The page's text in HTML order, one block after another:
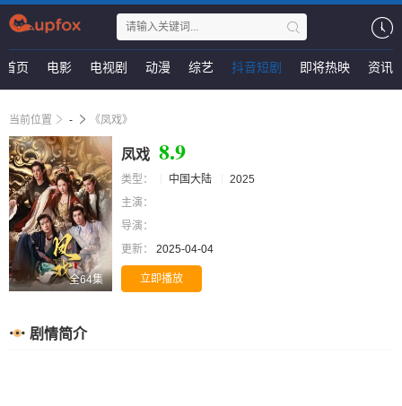
首页 电影 电视剧 动漫 综艺 抖音短剧 即将热映 资讯
当前位置 - 《凤戏》
全64集
凤戏 8.9
类型： 中国大陆
2025
主演：
导演：
更新：
2025-04-04
立即播放
剧情简介